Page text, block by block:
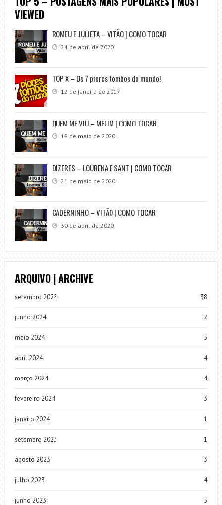
VIEWED
ROMEU E JULIETA – VITÃO | COMO TOCAR
24 de abril de 2020
TOP X – Os 7 piores tombos do mundo!
12 de janeiro de 2017
QUEM ME VIU – MELIM | COMO TOCAR
18 de maio de 2020
DIZERES – LOURENA E SANT | COMO TOCAR
21 de maio de 2020
CADERNINHO – VITÃO | COMO TOCAR
30 de abril de 2020
ARQUIVO | ARCHIVE
setembro 2025 38
junho 2024 2
maio 2024 5
abril 2024 4
março 2024 4
fevereiro 2024 3
janeiro 2024 1
setembro 2023 1
agosto 2023 3
julho 2023 4
junho 2023 5